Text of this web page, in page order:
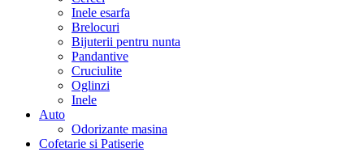
Inele esarfa
Brelocuri
Bijuterii pentru nunta
Pandantive
Cruciulite
Oglinzi
Inele
Auto
Odorizante masina
Cofetarie si Patiserie